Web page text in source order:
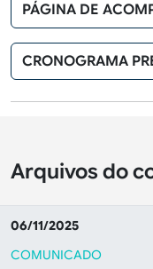
PÁGINA DE
CRONOGRAMA
Arquivos do
06/11/2025
COMUNICADO